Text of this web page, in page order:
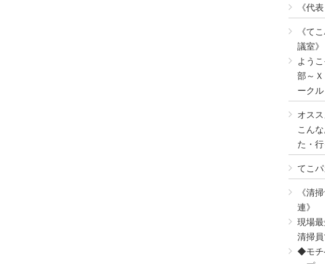
《代
《て
議室》
よう
部～
ークル
オス
こん
た・
てこ
《清
連》
現場
清掃
◆モチ